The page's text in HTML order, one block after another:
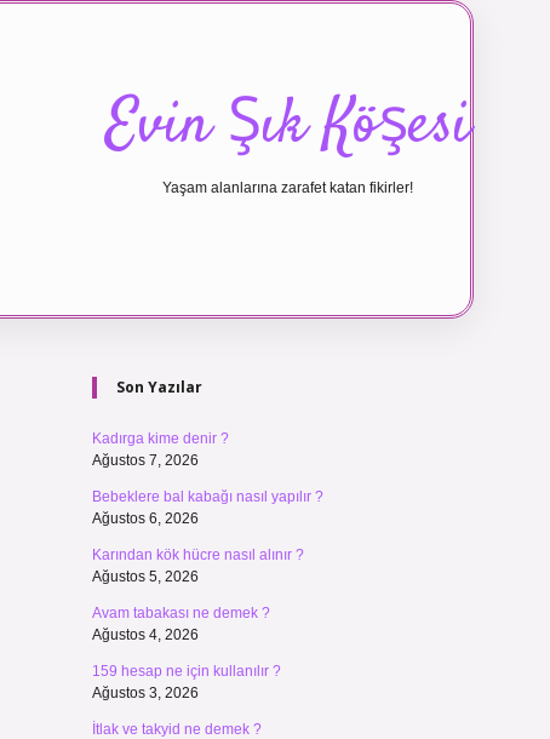
Evin Şık Köşesi
Yaşam alanlarına zarafet katan fikirler!
Sidebar
Son Yazılar
Kadırga kime denir ?
Ağustos 7, 2026
Bebeklere bal kabağı nasıl yapılır ?
Ağustos 6, 2026
Karından kök hücre nasıl alınır ?
Ağustos 5, 2026
Avam tabakası ne demek ?
Ağustos 4, 2026
159 hesap ne için kullanılır ?
Ağustos 3, 2026
İtlak ve takyid ne demek ?